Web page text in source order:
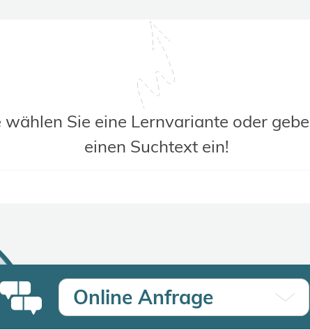
wählen Sie eine Lernvariante oder
einen Suchtext ein!
Online Anfrage